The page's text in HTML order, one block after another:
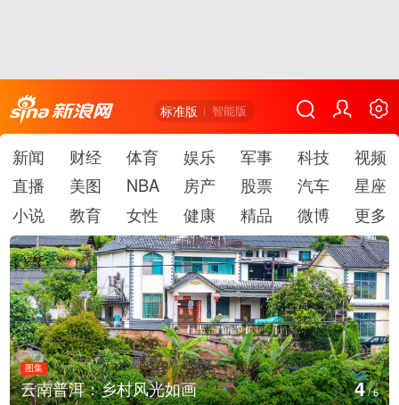
标准版 智能版
新闻 财经 体育 娱乐 军事 科技
视频
直播
美图 NBA 房产 股票 汽车
星座
小说
教育 女性 健康 精品 微博 更多
图集
安徽长丰：葡萄丰收采摘忙 5/6